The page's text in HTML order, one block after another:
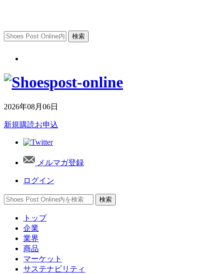
2026年08月06日
新規購読お申込
メルマガ登録
ログイン
トップ
企業
業界
商品
マーケット
サステナビリティ